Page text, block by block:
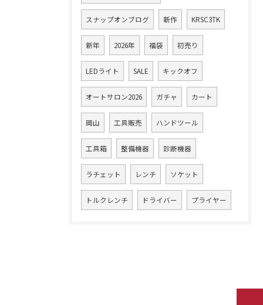
スナップオンブログ 新作 KRSC3TK
新年 2026年 福袋 初売り
LEDライト SALE キックオフ
オートサロン2026 ガチャ カート
岡山 工具販売 ハンドツール
工具箱 整備機器 診断機器
ラチェット レンチ ソケット
トルクレンチ ドライバー プライヤー
ご相談はこちら